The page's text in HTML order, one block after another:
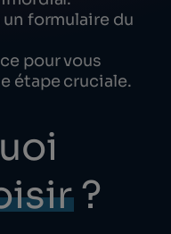
un formulaire du
pour vous
étape cruciale.
?